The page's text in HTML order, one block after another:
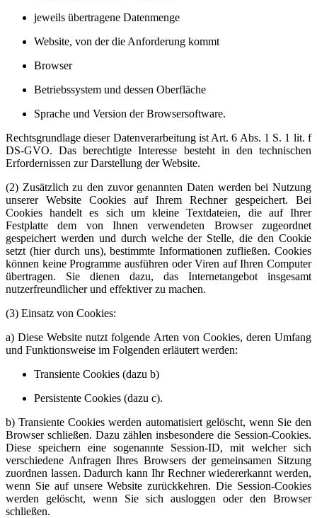
jeweils übertragene Datenmenge
Website, von der die Anforderung kommt
Browser
Betriebssystem und dessen Oberfläche
Sprache und Version der Browsersoftware.
Rechtsgrundlage dieser Datenverarbeitung ist Art. 6 Abs. 1 S. 1 lit. f
DS-GVO. Das berechtigte Interesse besteht in den technischen
Erfordernissen zur Darstellung der Website.
(2) Zusätzlich zu den zuvor genannten Daten werden bei Nutzung
unserer Website Cookies auf Ihrem Rechner gespeichert. Bei
Cookies handelt es sich um kleine Textdateien, die auf Ihrer
Festplatte dem von Ihnen verwendeten Browser zugeordnet
gespeichert werden und durch welche der Stelle, die den Cookie
setzt (hier durch uns), bestimmte Informationen zufließen. Cookies
können keine Programme ausführen oder Viren auf Ihren Computer
übertragen. Sie dienen dazu, das Internetangebot insgesamt
nutzerfreundlicher und effektiver zu machen.
(3) Einsatz von Cookies:
a) Diese Website nutzt folgende Arten von Cookies, deren Umfang
und Funktionsweise im Folgenden erläutert werden:
Transiente Cookies (dazu b)
Persistente Cookies (dazu c).
b) Transiente Cookies werden automatisiert gelöscht, wenn Sie den
Browser schließen. Dazu zählen insbesondere die Session-Cookies.
Diese speichern eine sogenannte Session-ID, mit welcher sich
verschiedene Anfragen Ihres Browsers der gemeinsamen Sitzung
zuordnen lassen. Dadurch kann Ihr Rechner wiedererkannt werden,
wenn Sie auf unsere Website zurückkehren. Die Session-Cookies
werden gelöscht, wenn Sie sich ausloggen oder den Browser
schließen.